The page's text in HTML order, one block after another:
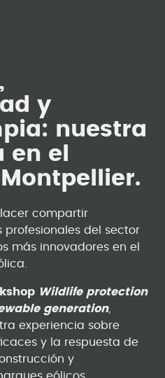
y
nuestra
en el
compartir
profesionales del sector
más innovadores en el
Wildlife protection
generation,
experiencia sobre
y la respuesta de
y